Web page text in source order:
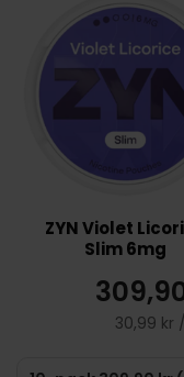
ZYN Violet
Slim 6mg
30,99 kr